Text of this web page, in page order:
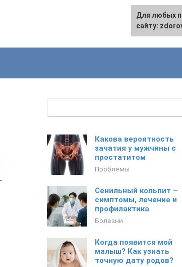
Какова вероятность
зачатия у мужчины с
простатитом
Проблемы
Сенильный кольпит –
симптомы, лечение и
профилактика
Болезни
Когда появится мой
малыш? Как узнать
точную дату родов?
Для любых
сайту: